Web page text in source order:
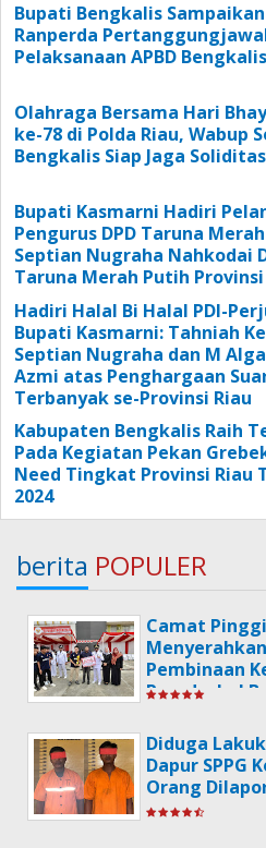
Bupati Bengkalis Sampaikan
Ranperda
Pelaksanaan APBD
Olahraga Bersama Hari
ke-78 di Polda Riau, Wabup
Bengkalis Siap Jaga Soliditas
Bupati Kasmarni Hadiri
Pengurus DPD Taruna
Septian Nugraha Nahkodai
Taruna Merah Putih Provinsi
Hadiri Halal Bi Halal PDI-
Bupati Kasmarni: Tahniah
Septian Nugraha dan M
Azmi atas Penghargaan
Terbanyak se-Provinsi Riau
Kabupaten Bengkalis Raih
Pada Kegiatan Pekan
Need Tingkat Provinsi Riau
2024
berita POPULER
Camat
Pembinaan
Poradeskel
Diduga
Dapur SPPG
Orang